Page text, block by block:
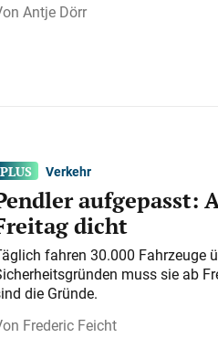
Antje Dörr
Verkehr
aufgepasst:
dicht
fahren 30.000 Fahrzeuge
muss sie ab
die Gründe.
Frederic Feicht